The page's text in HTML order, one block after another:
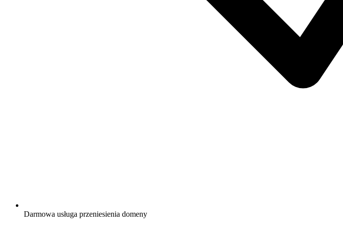
Darmowa usługa przeniesienia domeny